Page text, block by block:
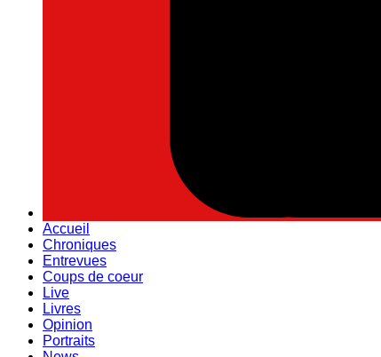
Accueil
Chroniques
Entrevues
Coups de coeur
Live
Livres
Opinion
Portraits